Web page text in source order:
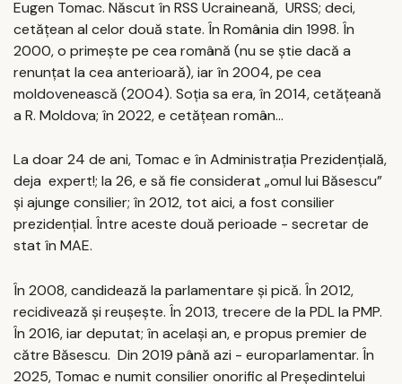
Eugen Tomac. Născut în RSS Ucraineană, URSS; deci,
cetățean al celor două state. În România din 1998. În
2000, o primește pe cea română (nu se știe dacă a
renunțat la cea anterioară), iar în 2004, pe cea
moldovenească (2004). Soția sa era, în 2014, cetățeană
a R. Moldova; în 2022, e cetățean român...
La doar 24 de ani, Tomac e în Administrația Prezidențială,
deja expert!; la 26, e să fie considerat „omul lui Băsescu”
și ajunge consilier; în 2012, tot aici, a fost consilier
prezidențial. Între aceste două perioade - secretar de
stat în MAE.
În 2008, candidează la parlamentare și pică. În 2012,
recidivează și reușește. În 2013, trecere de la PDL la PMP.
În 2016, iar deputat; în același an, e propus premier de
către Băsescu. Din 2019 până azi - europarlamentar. În
2025, Tomac e numit consilier onorific al Președintelui